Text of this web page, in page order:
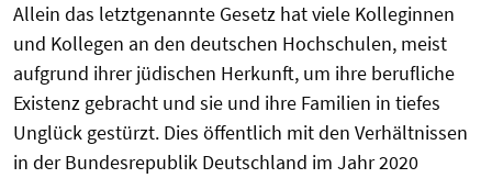
Allein das letztgenannte Gesetz hat viele Kolleginnen
und Kollegen an den deutschen Hochschulen, meist
aufgrund ihrer jüdischen Herkunft, um ihre berufliche
Existenz gebracht und sie und ihre Familien in tiefes
Unglück gestürzt. Dies öffentlich mit den Verhältnissen
in der Bundesrepublik Deutschland im Jahr 2020